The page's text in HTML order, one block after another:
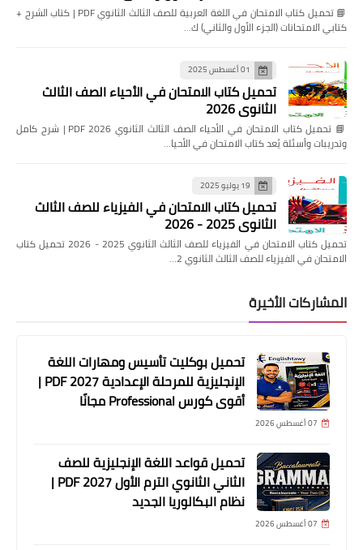
📘 تحميل كتاب الامتحان في اللغة العربية للصف الثالث الثانوي PDF | كتاب الشرح +
كتابي الامتحانات (الجزء الأول والثاني) ك…
01 أغسطس 2025
تحميل كتاب الامتحان في الأحياء الصف الثالث
الثانوي 2026
📘 تحميل كتاب الامتحان في الأحياء الصف الثالث الثانوي 2026 PDF | شرح كامل
وتدريبات وأسئلة يُعد كتاب الامتحان في الأحيا…
19 يوليو 2025
تحميل كتاب الامتحان في الفيزياء للصف الثالث
الثانوي 2025 - 2026
تحميل كتاب الامتحان في الفيزياء للصف الثالث الثانوي 2025 - 2026 تحميل كتاب
الامتحان في الفيزياء للصف الثالث الثانوي 2…
المشاركات الأخيرة
تحميل بوكليت تأسيس ومهارات اللغة
الإنجليزية للمرحلة الإعدادية 2027 PDF |
أقوى كورس Professional مجانًا
07 أغسطس 2026
تحميل قواعد اللغة الإنجليزية للصف
الثاني الثانوي الترم الأول 2027 PDF |
نظام البكالوريا الجديد
07 أغسطس 2026